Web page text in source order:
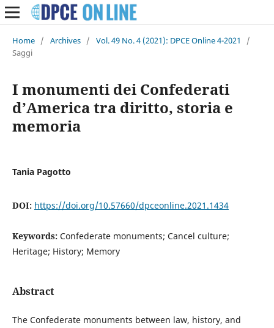
Home / Archives / Vol. 49 No. 4 (2021): DPCE Online 4-2021
/
Saggi
I monumenti dei Confederati
d’America tra diritto, storia e
memoria
Tania Pagotto
DOI: https://doi.org/10.57660/dpceonline.2021.1434
Keywords: Confederate monuments; Cancel culture;
Heritage; History; Memory
Abstract
The Confederate monuments between law, history, and